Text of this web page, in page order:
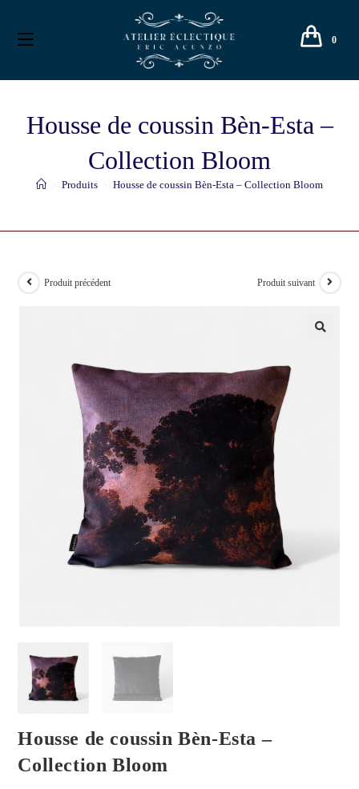
0
Housse de coussin Bèn-Esta –
Collection Bloom
Produits Housse de coussin Bèn-Esta – Collection Bloom
Produit précédent Produit suivant
Housse de coussin Bèn-Esta –
Collection Bloom